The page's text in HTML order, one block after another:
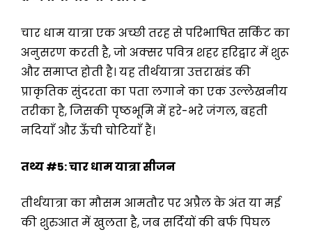
चार धाम यात्रा एक अच्छी तरह से परिभाषित सर्किट का
अनुसरण करती है, जो अक्सर पवित्र शहर हरिद्वार में शुरू
और समाप्त होती है। यह तीर्थयात्रा उत्तराखंड की
प्राकृतिक सुंदरता का पता लगाने का एक उल्लेखनीय
तरीका है, जिसकी पृष्ठभूमि में हरे-भरे जंगल, बहती
नदियाँ और ऊँची चोटियाँ हैं।
तथ्य#5:चार धाम यात्रा सीजन
तीर्थयात्रा का मौसम आमतौर पर अप्रैल के अंत या मई
की शुरुआत में खुलता है, जब सर्दियों की बर्फ पिघल